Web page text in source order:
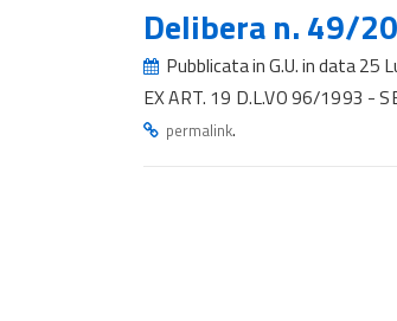
Delibera n. 49/
Pubblicata in G.U. in data 25
EX ART. 19 D.L.VO 96/1993 -
permalink.